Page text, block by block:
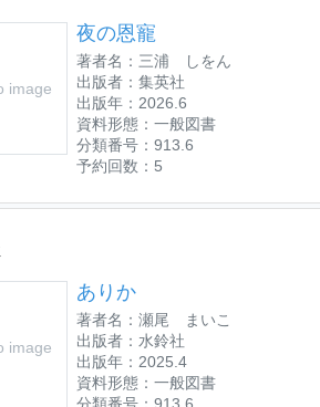
image
夜の恩寵
著者名：三浦 しをん
出版者：集英社
出版年：2026.6
資料形態：一般図書
分類番号：913.6
予約回数：5
image
ありか
著者名：瀬尾 まいこ
出版者：水鈴社
出版年：2025.4
資料形態：一般図書